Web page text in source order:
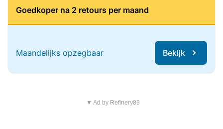
Goedkoper na 2 retours per maand
Maandelijks opzegbaar Bekijk
▼ Ad by Refinery89